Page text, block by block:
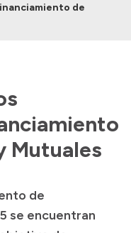
de
Mutuales
de
se encuentran